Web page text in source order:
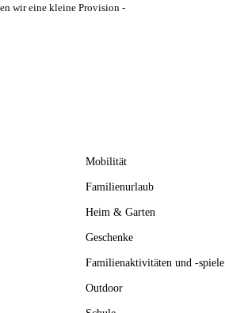
wir eine kleine Provision -
Mobilität
Familienurlaub
Heim & Garten
Geschenke
Familienaktivitäten und -spiele
Outdoor